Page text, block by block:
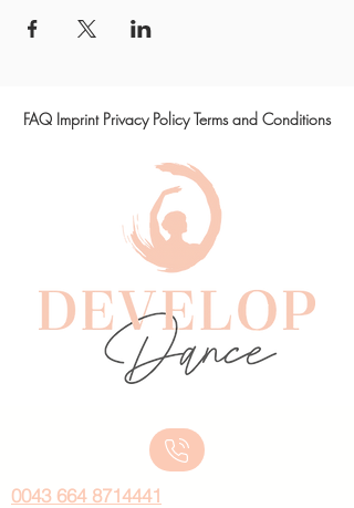
FAQ Imprint Privacy Policy Terms and Conditions
0043 664 8714441